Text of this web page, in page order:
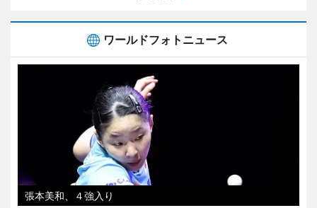
ワールドフォトニュース
張本美和、４強入り